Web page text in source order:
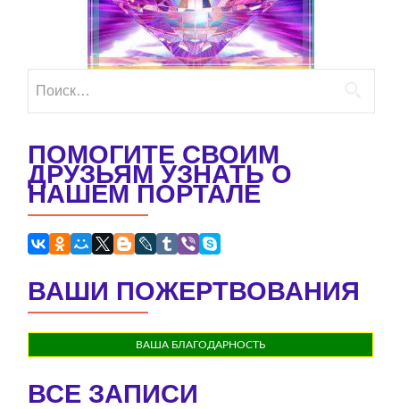
ПОМОГИТЕ СВОИМ
ДРУЗЬЯМ УЗНАТЬ О
НАШЕМ ПОРТАЛЕ
ВАШИ ПОЖЕРТВОВАНИЯ
ВАША БЛАГОДАРНОСТЬ
ВСЕ ЗАПИСИ